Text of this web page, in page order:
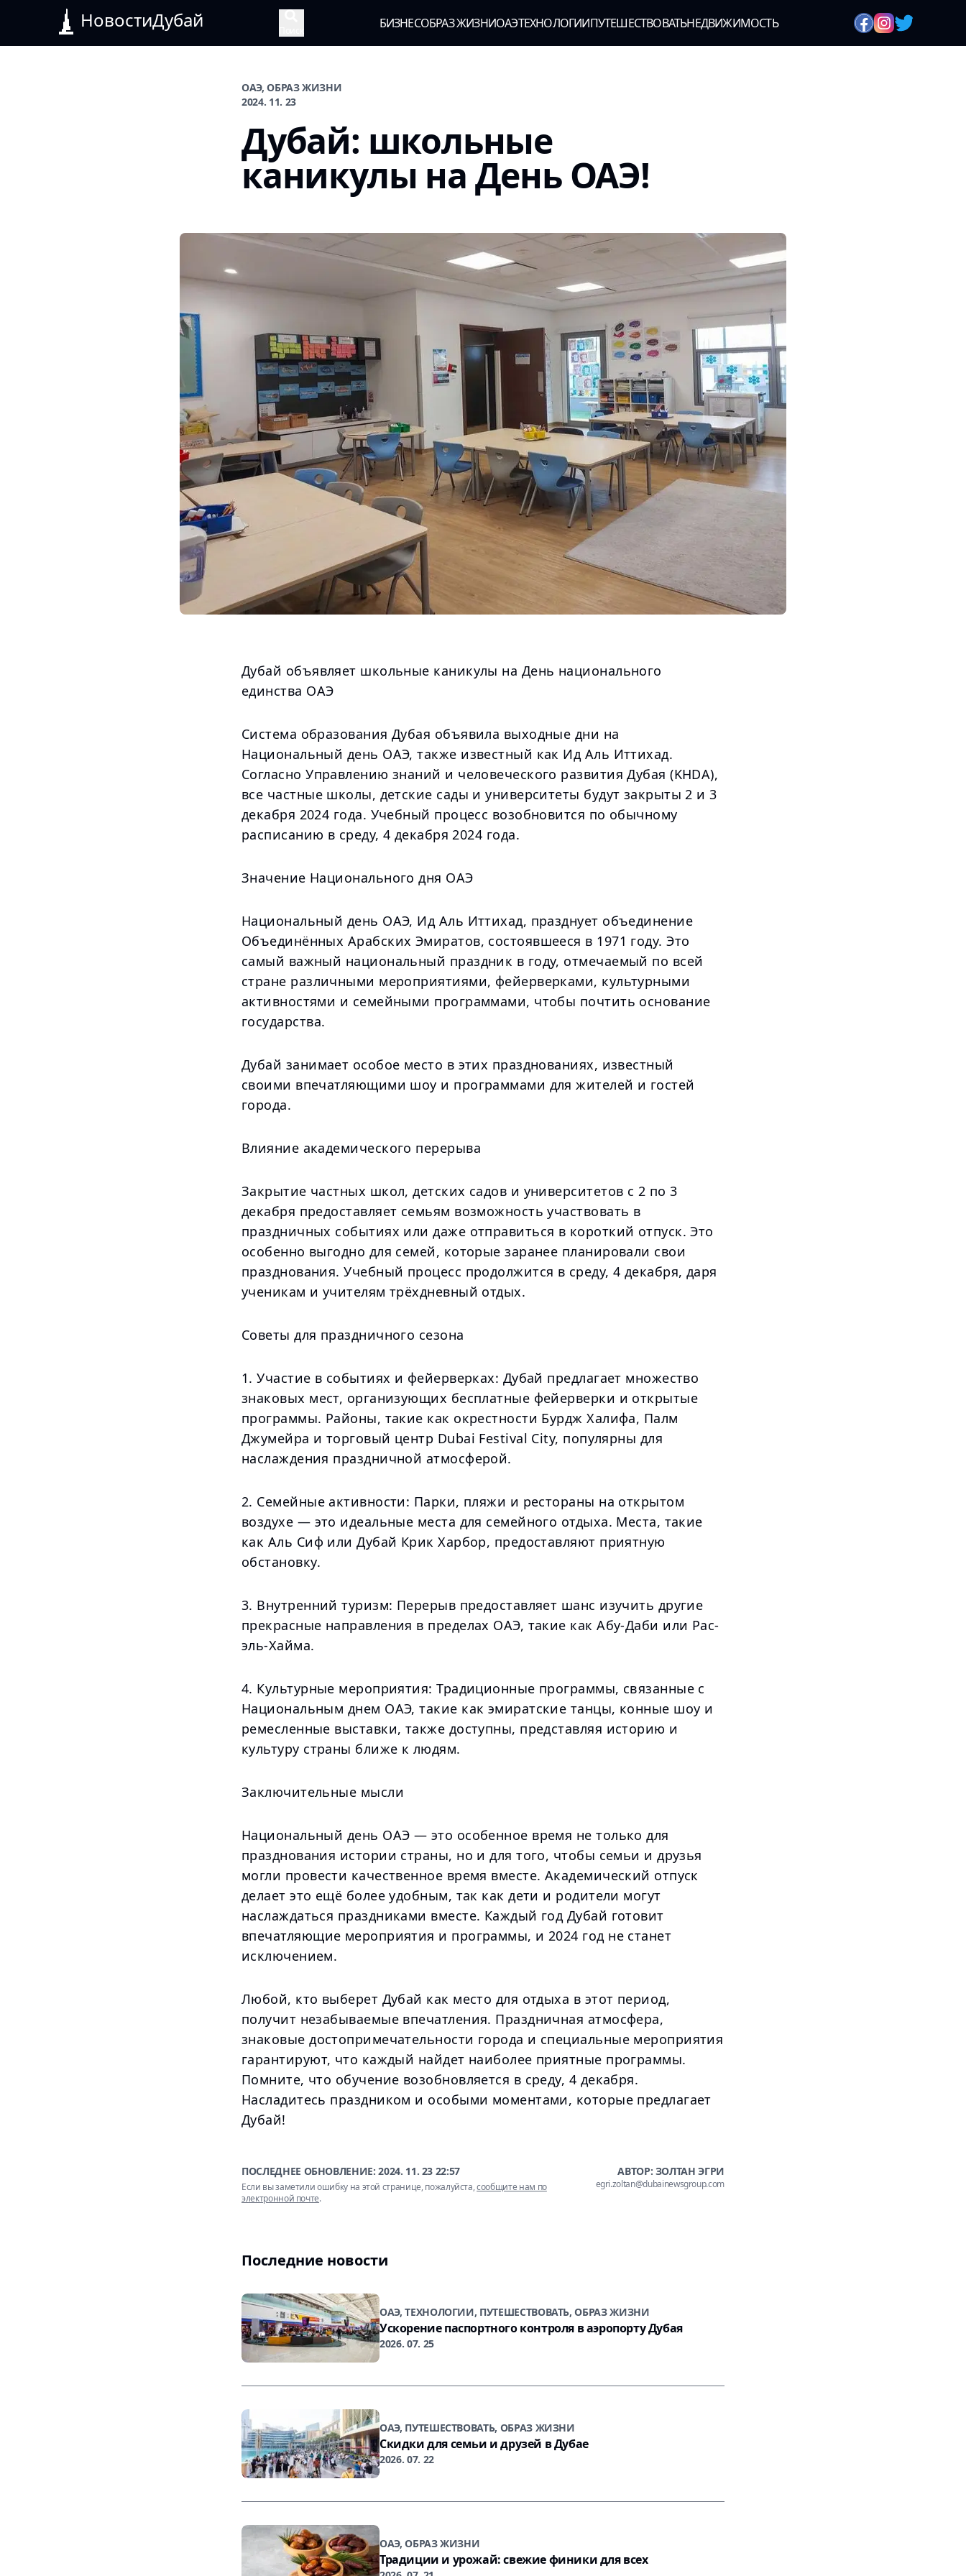
НовостиДубай БИЗНЕСОБРАЗ ЖИЗНИОАЭТЕХНОЛОГИИПУТЕШЕСТВОВАТЬНЕДВИЖИМОСТЬ
ОАЭ, ОБРАЗ ЖИЗНИ
2024. 11. 23
Дубай: школьные
каникулы на День ОАЭ!
Дубай объявляет школьные каникулы на День национального
единства ОАЭ
Система образования Дубая объявила выходные дни на
Национальный день ОАЭ, также известный как Ид Аль Иттихад.
Согласно Управлению знаний и человеческого развития Дубая (KHDA),
все частные школы, детские сады и университеты будут закрыты 2 и 3
декабря 2024 года. Учебный процесс возобновится по обычному
расписанию в среду, 4 декабря 2024 года.
Значение Национального дня ОАЭ
Национальный день ОАЭ, Ид Аль Иттихад, празднует объединение
Объединённых Арабских Эмиратов, состоявшееся в 1971 году. Это
самый важный национальный праздник в году, отмечаемый по всей
стране различными мероприятиями, фейерверками, культурными
активностями и семейными программами, чтобы почтить основание
государства.
Дубай занимает особое место в этих празднованиях, известный
своими впечатляющими шоу и программами для жителей и гостей
города.
Влияние академического перерыва
Закрытие частных школ, детских садов и университетов с 2 по 3
декабря предоставляет семьям возможность участвовать в
праздничных событиях или даже отправиться в короткий отпуск. Это
особенно выгодно для семей, которые заранее планировали свои
празднования. Учебный процесс продолжится в среду, 4 декабря, даря
ученикам и учителям трёхдневный отдых.
Советы для праздничного сезона
1. Участие в событиях и фейерверках: Дубай предлагает множество
знаковых мест, организующих бесплатные фейерверки и открытые
программы. Районы, такие как окрестности Бурдж Халифа, Палм
Джумейра и торговый центр Dubai Festival City, популярны для
наслаждения праздничной атмосферой.
2. Семейные активности: Парки, пляжи и рестораны на открытом
воздухе — это идеальные места для семейного отдыха. Места, такие
как Аль Сиф или Дубай Крик Харбор, предоставляют приятную
обстановку.
3. Внутренний туризм: Перерыв предоставляет шанс изучить другие
прекрасные направления в пределах ОАЭ, такие как Абу-Даби или Рас-
эль-Хайма.
4. Культурные мероприятия: Традиционные программы, связанные с
Национальным днем ОАЭ, такие как эмиратские танцы, конные шоу и
ремесленные выставки, также доступны, представляя историю и
культуру страны ближе к людям.
Заключительные мысли
Национальный день ОАЭ — это особенное время не только для
празднования истории страны, но и для того, чтобы семьи и друзья
могли провести качественное время вместе. Академический отпуск
делает это ещё более удобным, так как дети и родители могут
наслаждаться праздниками вместе. Каждый год Дубай готовит
впечатляющие мероприятия и программы, и 2024 год не станет
исключением.
Любой, кто выберет Дубай как место для отдыха в этот период,
получит незабываемые впечатления. Праздничная атмосфера,
знаковые достопримечательности города и специальные мероприятия
гарантируют, что каждый найдет наиболее приятные программы.
Помните, что обучение возобновляется в среду, 4 декабря.
Насладитесь праздником и особыми моментами, которые предлагает
Дубай!
ПОСЛЕДНЕЕ ОБНОВЛЕНИЕ:2024. 11. 23 22:57
Если вы заметили ошибку на этой странице, пожалуйста,сообщите нам по
электронной почте.
АВТОР: ЗОЛТАН ЭГРИ
egri.zoltan@dubainewsgroup.com
Последние новости
ОАЭ, ТЕХНОЛОГИИ, ПУТЕШЕСТВОВАТЬ, ОБРАЗ ЖИЗНИ
Ускорение паспортного контроля в аэропорту Дубая
2026. 07. 25
ОАЭ, ПУТЕШЕСТВОВАТЬ, ОБРАЗ ЖИЗНИ
Скидки для семьи и друзей в Дубае
2026. 07. 22
ОАЭ, ОБРАЗ ЖИЗНИ
Традиции и урожай: свежие финики для всех